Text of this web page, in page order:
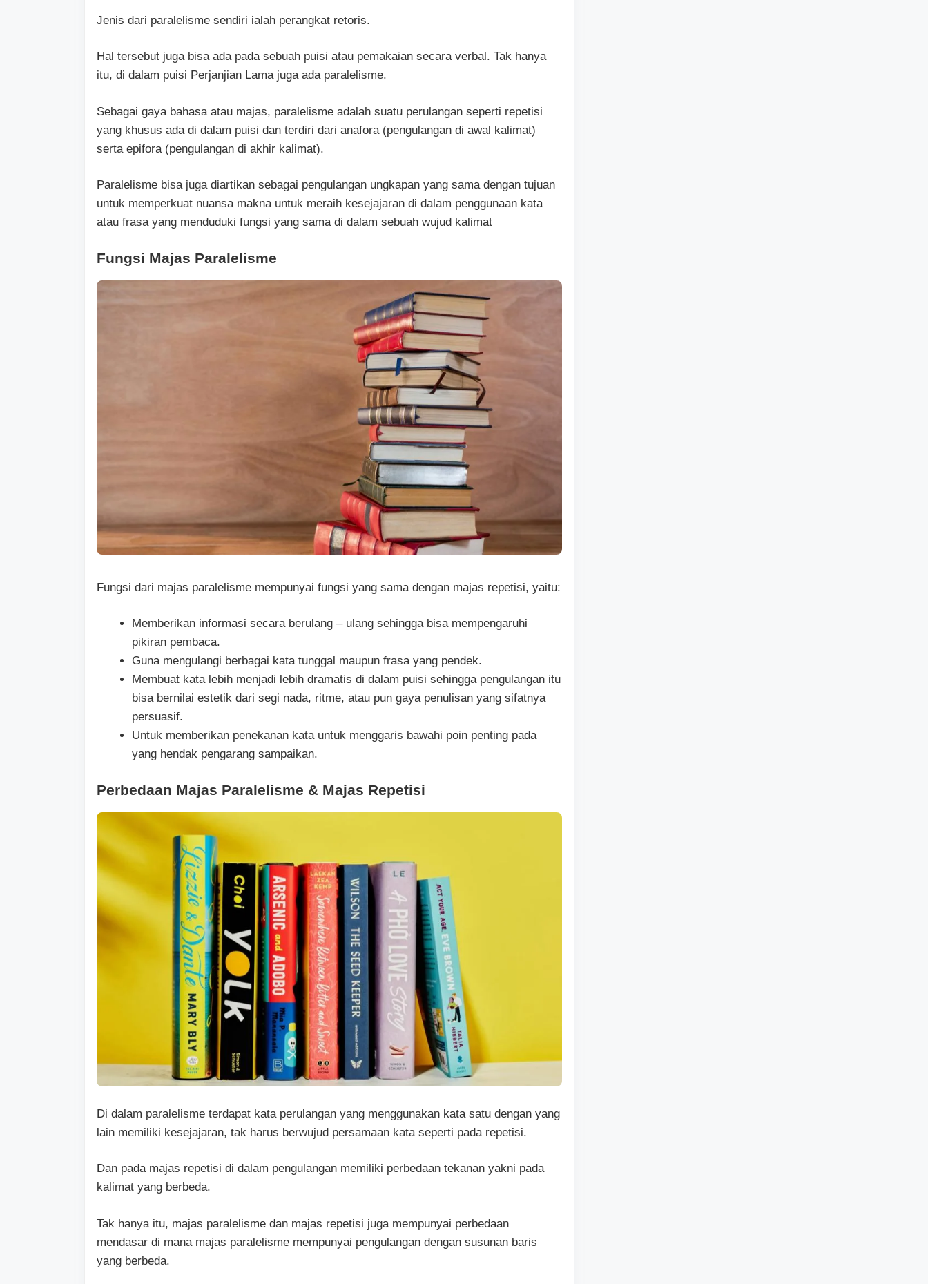
Jenis dari paralelisme sendiri ialah perangkat retoris.
Hal tersebut juga bisa ada pada sebuah puisi atau pemakaian secara verbal. Tak hanya
itu, di dalam puisi Perjanjian Lama juga ada paralelisme.
Sebagai gaya bahasa atau majas, paralelisme adalah suatu perulangan seperti repetisi
yang khusus ada di dalam puisi dan terdiri dari anafora (pengulangan di awal kalimat)
serta epifora (pengulangan di akhir kalimat).
Paralelisme bisa juga diartikan sebagai pengulangan ungkapan yang sama dengan tujuan
untuk memperkuat nuansa makna untuk meraih kesejajaran di dalam penggunaan kata
atau frasa yang menduduki fungsi yang sama di dalam sebuah wujud kalimat
Fungsi Majas Paralelisme
Fungsi dari majas paralelisme mempunyai fungsi yang sama dengan majas repetisi, yaitu:
Memberikan informasi secara berulang – ulang sehingga bisa mempengaruhi
pikiran pembaca.
Guna mengulangi berbagai kata tunggal maupun frasa yang pendek.
Membuat kata lebih menjadi lebih dramatis di dalam puisi sehingga pengulangan itu
bisa bernilai estetik dari segi nada, ritme, atau pun gaya penulisan yang sifatnya
persuasif.
Untuk memberikan penekanan kata untuk menggaris bawahi poin penting pada
yang hendak pengarang sampaikan.
Perbedaan Majas Paralelisme & Majas Repetisi
Di dalam paralelisme terdapat kata perulangan yang menggunakan kata satu dengan yang
lain memiliki kesejajaran, tak harus berwujud persamaan kata seperti pada repetisi.
Dan pada majas repetisi di dalam pengulangan memiliki perbedaan tekanan yakni pada
kalimat yang berbeda.
Tak hanya itu, majas paralelisme dan majas repetisi juga mempunyai perbedaan
mendasar di mana majas paralelisme mempunyai pengulangan dengan susunan baris
yang berbeda.